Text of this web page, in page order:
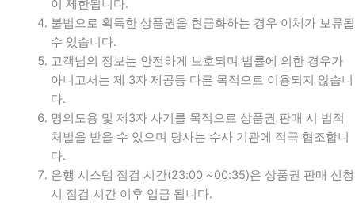
이 제한됩니다.
불법으로 획득한 상품권을 현금화하는 경우 이체가 보류될
수 있습니다.
고객님의 정보는 안전하게 보호되며 법률에 의한 경우가
아니고서는 제 3자 제공등 다른 목적으로 이용되지 않습니
다.
명의도용 및 제3자 사기를 목적으로 상품권 판매 시 법적
처벌을 받을 수 있으며 당사는 수사 기관에 적극 협조합니
다.
은행 시스템 점검 시간(23:00 ~00:35)은 상품권 판매 신청
시 점검 시간 이후 입금 됩니다.